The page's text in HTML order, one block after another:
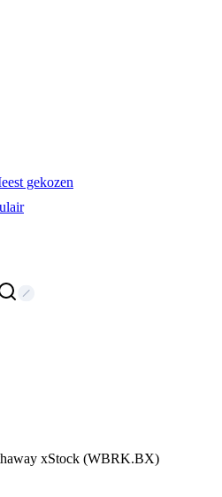
gekozen
xStock (WBRK.BX)